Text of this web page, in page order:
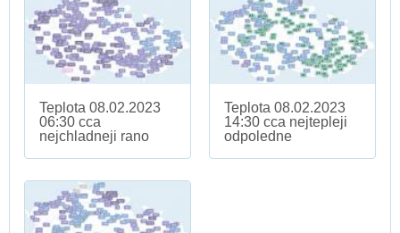
Teplota 08.02.2023
06:30 cca
nejchladneji rano
Teplota 08.02.2023
14:30 cca nejtepleji
odpoledne